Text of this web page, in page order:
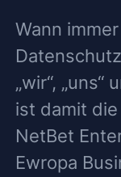
Wann
„wir“,
ist damit
NetBet
Ewropa